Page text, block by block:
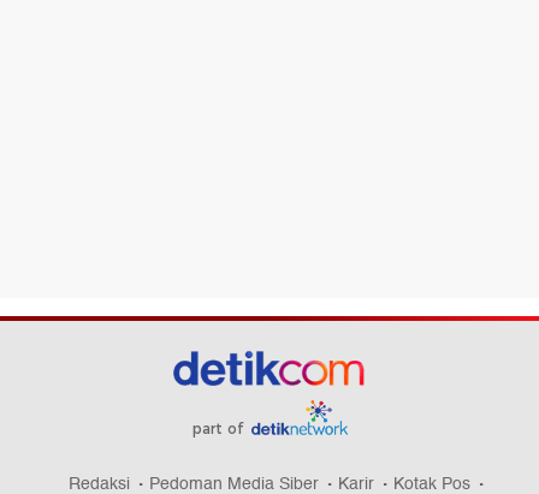
part of
Redaksi Pedoman Media Siber Karir Kotak Pos